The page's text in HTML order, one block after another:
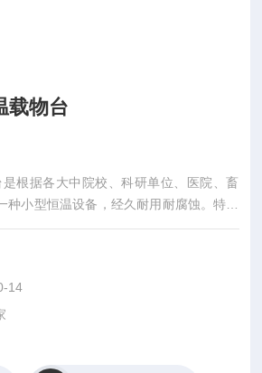
载物台
根据各大中院校、科研单位、医院、畜
种小型恒温设备，经久耐用耐腐蚀。特别
时，可将多块玻片置于上面保温，不会使
14